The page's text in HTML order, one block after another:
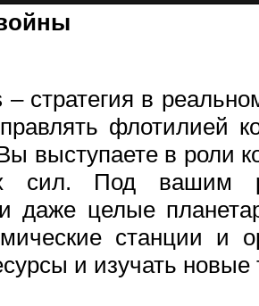
стратегия в
флотилией
выступаете в роли
сил. Под вашим
даже целые
станции и
и изучать новые